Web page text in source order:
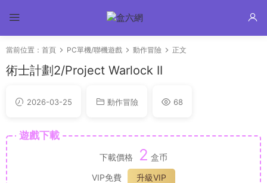
當前位置： 首頁 PC單機/聯機遊戲 動作冒險 正文
術士計劃2/Project Warlock II
2026-03-25 動作冒險 68
遊戲下載
下載價格 2 盒币
VIP免費
升級VIP